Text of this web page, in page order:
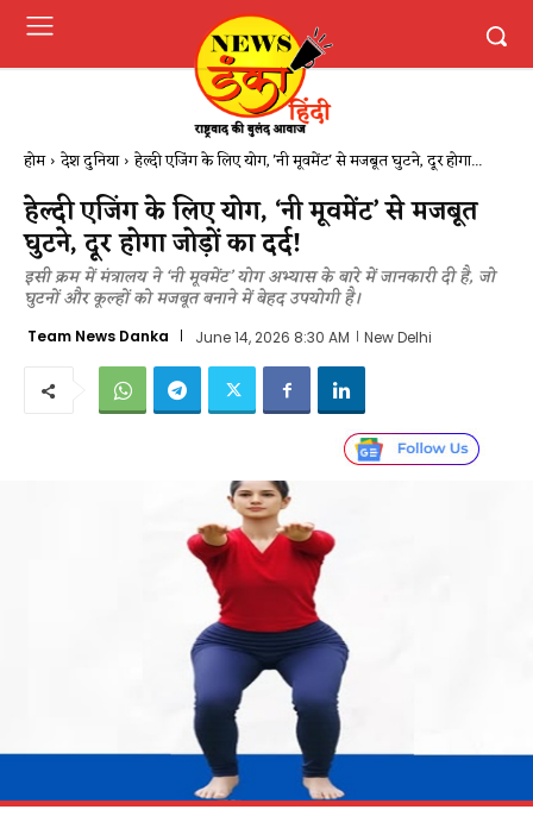
होम देश दुनिया हेल्दी एजिंग के लिए योग, 'नी मूवमेंट' से मजबूत घुटने, दूर होगा...
हेल्दी एजिंग के लिए योग, ‘नी मूवमेंट’ से मजबूत
घुटने, दूर होगा जोड़ों का दर्द!
इसी क्रम में मंत्रालय ने ‘नी मूवमेंट’ योग अभ्यास के बारे में जानकारी दी है, जो
घुटनों और कूल्हों को मजबूत बनाने में बेहद उपयोगी है।
Team News Danka June 14, 2026 8:30 AM New Delhi